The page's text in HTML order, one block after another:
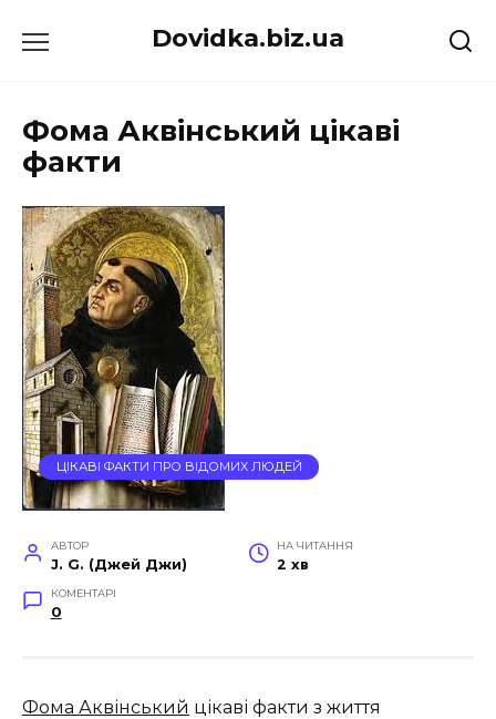
до
Dovidka.biz.ua
Фома Аквінський цікаві
факти
ЦІКАВІ ФАКТИ ПРО ВІДОМИХ ЛЮДЕЙ
АВТОР
J. G. (Джей Джи)
НА ЧИТАННЯ
2 хв
КОМЕНТАРІ
0
Фома Аквінський цікаві факти з життя